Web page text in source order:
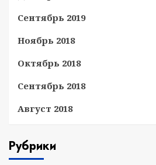
Сентябрь 2019
Ноябрь 2018
Октябрь 2018
Сентябрь 2018
Август 2018
Рубрики